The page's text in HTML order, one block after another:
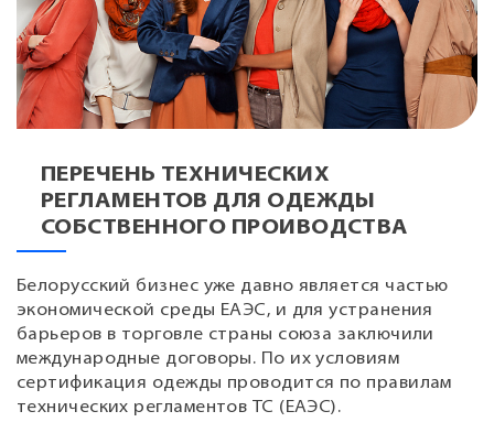
ПЕРЕЧЕНЬ ТЕХНИЧЕСКИХ
РЕГЛАМЕНТОВ ДЛЯ ОДЕЖДЫ
СОБСТВЕННОГО ПРОИВОДСТВА
Белорусский бизнес уже давно является частью
экономической среды ЕАЭС, и для устранения
барьеров в торговле страны союза заключили
международные договоры. По их условиям
сертификация одежды проводится по правилам
технических регламентов ТС (ЕАЭС).